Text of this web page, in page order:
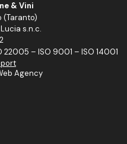
& Vini
(Taranto)
s.n.c.
22005 – ISO 9001 – ISO 14001
Agency